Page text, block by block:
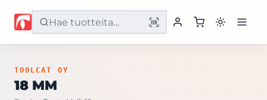
Etusivu
TOOLCAT OY
18 MM